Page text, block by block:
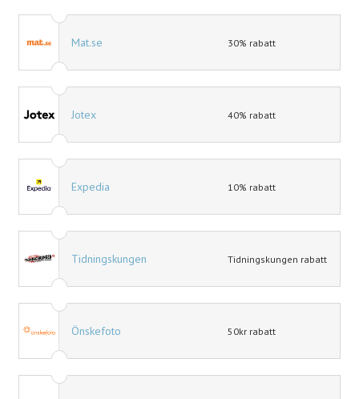
Mat.se 30% rabatt
Jotex 40% rabatt
Expedia 10% rabatt
Tidningskungen Tidningskungen rabatt
Önskefoto 50kr rabatt